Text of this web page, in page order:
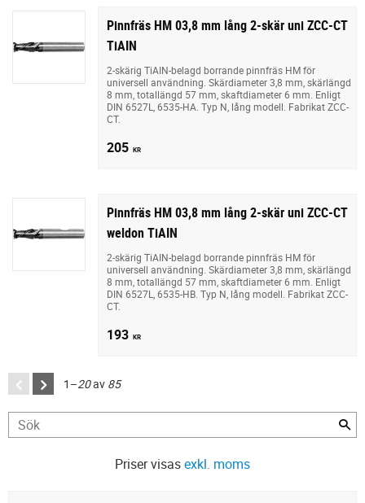
Pinnfräs HM 03,8 mm lång 2-skär uni ZCC-CT
TiAIN
2-skärig TiAIN-belagd borrande pinnfräs HM för
universell användning. Skärdiameter 3,8 mm, skärlängd
8 mm, totallängd 57 mm, skaftdiameter 6 mm. Enligt
DIN 6527L, 6535-HA. Typ N, lång modell. Fabrikat ZCC-
CT.
205 KR
Pinnfräs HM 03,8 mm lång 2-skär uni ZCC-CT
weldon TiAIN
2-skärig TiAIN-belagd borrande pinnfräs HM för
universell användning. Skärdiameter 3,8 mm, skärlängd
8 mm, totallängd 57 mm, skaftdiameter 6 mm. Enligt
DIN 6527L, 6535-HB. Typ N, lång modell. Fabrikat ZCC-
CT.
193 KR
1–20av 85
Priser visasexkl. moms